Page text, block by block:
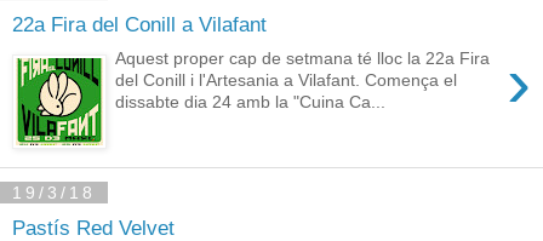
22a Fira del Conill a Vilafant
›
Aquest proper cap de setmana té lloc la 22a Fira
del Conill i l'Artesania a Vilafant. Comença el
dissabte dia 24 amb la "Cuina Ca...
19/3/18
Pastís Red Velvet